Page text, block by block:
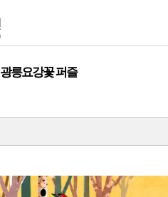
광릉요강꽃 퍼즐